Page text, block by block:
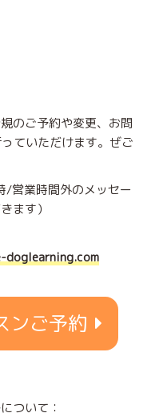
のご予約や変更、お問
ていただけます。ぜご
/営業時間外のメッセー
ます）
doglearning.com
ンご予約
ついて：